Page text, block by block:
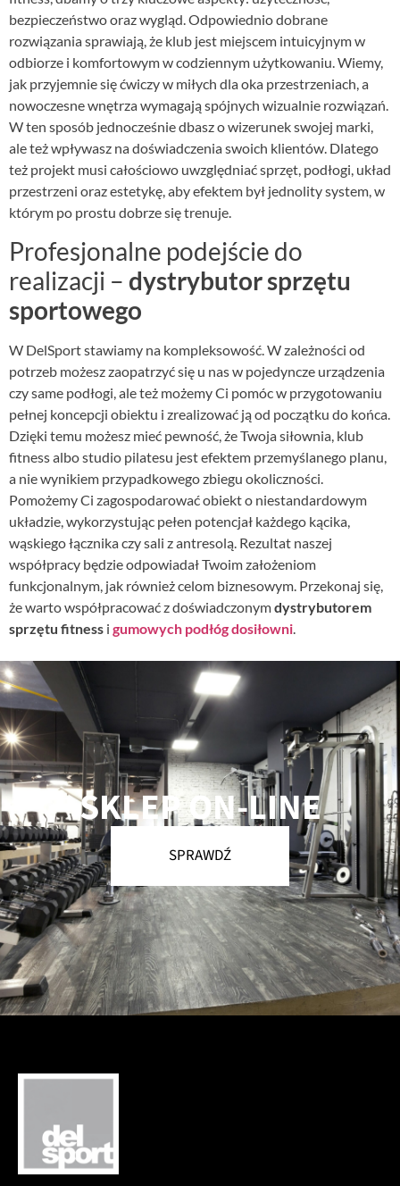
bezpieczeństwo oraz wygląd. Odpowiednio dobrane
rozwiązania sprawiają, że klub jest miejscem intuicyjnym w
odbiorze i komfortowym w codziennym użytkowaniu. Wiemy,
jak przyjemnie się ćwiczy w miłych dla oka przestrzeniach, a
nowoczesne wnętrza wymagają spójnych wizualnie rozwiązań.
W ten sposób jednocześnie dbasz o wizerunek swojej marki,
ale też wpływasz na doświadczenia swoich klientów. Dlatego
też projekt musi całościowo uwzględniać sprzęt, podłogi, układ
przestrzeni oraz estetykę, aby efektem był jednolity system, w
którym po prostu dobrze się trenuje.
Profesjonalne podejście do
realizacji – dystrybutor sprzętu
sportowego
W DelSport stawiamy na kompleksowość. W zależności od
potrzeb możesz zaopatrzyć się u nas w pojedyncze urządzenia
czy same podłogi, ale też możemy Ci pomóc w przygotowaniu
pełnej koncepcji obiektu i zrealizować ją od początku do końca.
Dzięki temu możesz mieć pewność, że Twoja siłownia, klub
fitness albo studio pilatesu jest efektem przemyślanego planu,
a nie wynikiem przypadkowego zbiegu okoliczności.
Pomożemy Ci zagospodarować obiekt o niestandardowym
układzie, wykorzystując pełen potencjał każdego kącika,
wąskiego łącznika czy sali z antresolą. Rezultat naszej
współpracy będzie odpowiadał Twoim założeniom
funkcjonalnym, jak również celom biznesowym. Przekonaj się,
że warto współpracować z doświadczonymdystrybutorem
sprzętu fitness i gumowych podłóg dosiłowni
SKLEP ON-LINE
SPRAWDŹ